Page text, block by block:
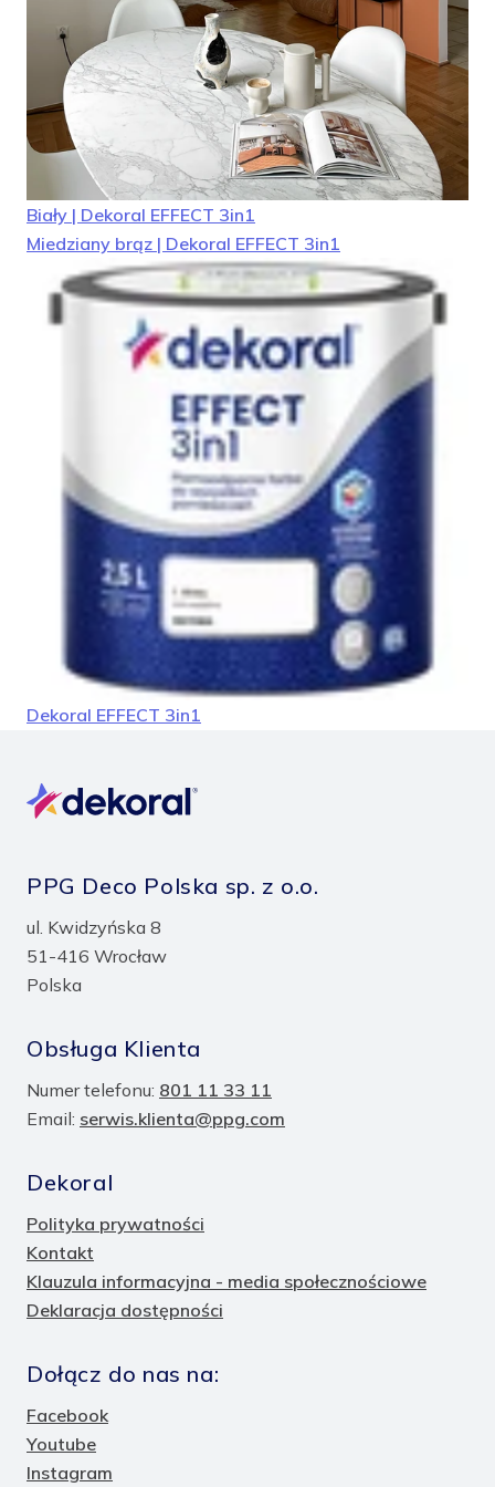
facebookinstagram
pinterestyoutube
Biały | Dekoral EFFECT 3in1
Miedziany brąz | Dekoral EFFECT 3in1
Dekoral EFFECT 3in1
PPG Deco Polska sp. z o.o.
ul. Kwidzyńska 8
51-416 Wrocław
Polska
Obsługa Klienta
Numer telefonu: 801 11 33 11
Email: serwis.klienta@ppg.com
Dekoral
Polityka prywatności
Kontakt
Klauzula informacyjna - media społecznościowe
Deklaracja dostępności
Dołącz do nas na:
Facebook
Youtube
Instagram